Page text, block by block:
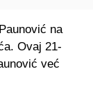
na
Ovaj 21-
već